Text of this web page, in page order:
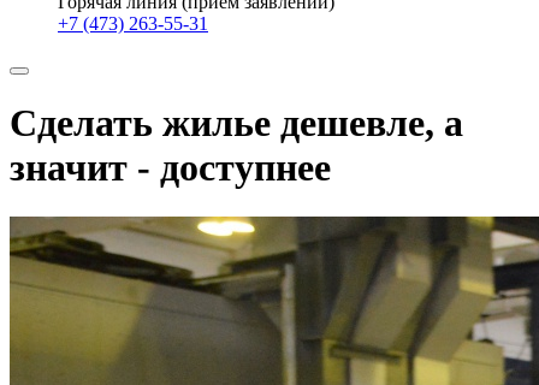
+7 (473) 263-55-31
Сделать жилье дешевле, а
значит - доступнее